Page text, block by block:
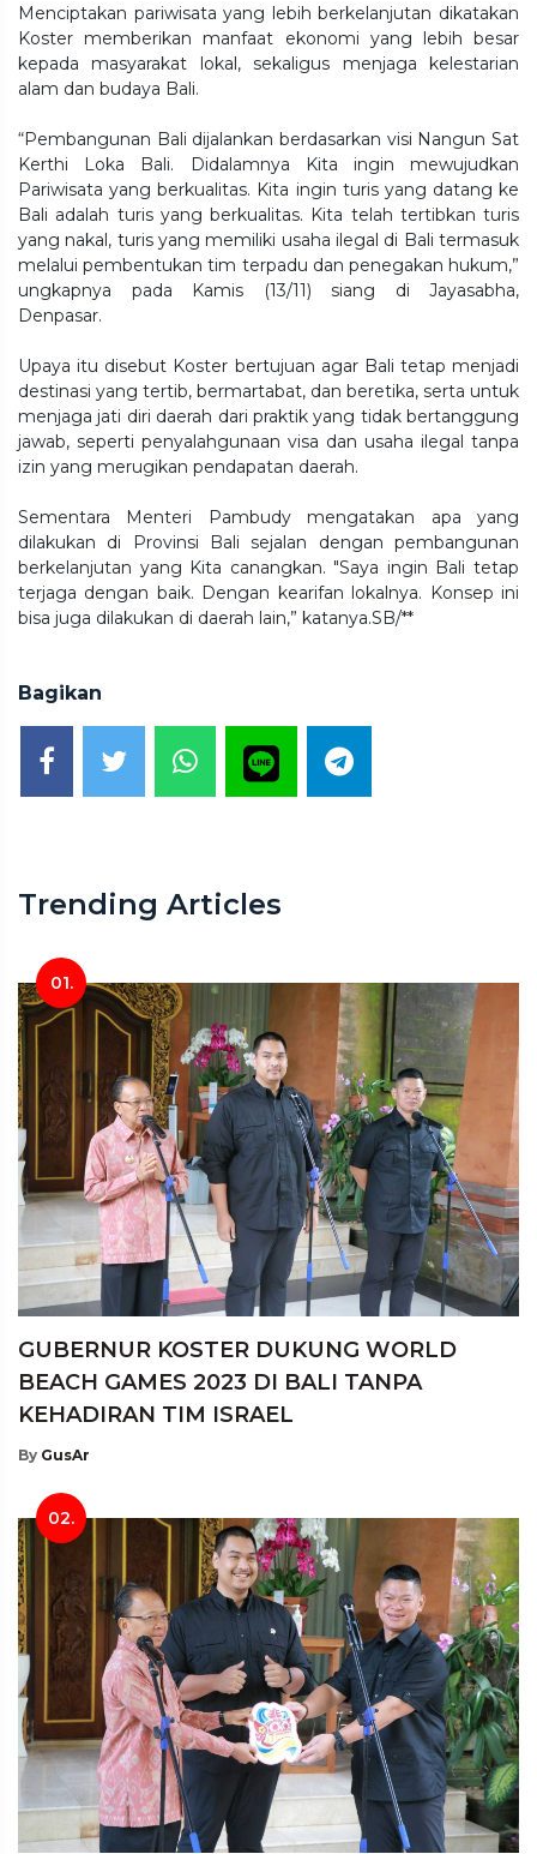
Menciptakan pariwisata yang lebih berkelanjutan dikatakan
Koster memberikan manfaat ekonomi yang lebih besar
kepada masyarakat lokal, sekaligus menjaga kelestarian
alam dan budaya Bali.
“Pembangunan Bali dijalankan berdasarkan visi Nangun Sat
Kerthi Loka Bali. Didalamnya Kita ingin mewujudkan
Pariwisata yang berkualitas. Kita ingin turis yang datang ke
Bali adalah turis yang berkualitas. Kita telah tertibkan turis
yang nakal, turis yang memiliki usaha ilegal di Bali termasuk
melalui pembentukan tim terpadu dan penegakan hukum,”
ungkapnya pada Kamis (13/11) siang di Jayasabha,
Denpasar.
Upaya itu disebut Koster bertujuan agar Bali tetap menjadi
destinasi yang tertib, bermartabat, dan beretika, serta untuk
menjaga jati diri daerah dari praktik yang tidak bertanggung
jawab, seperti penyalahgunaan visa dan usaha ilegal tanpa
izin yang merugikan pendapatan daerah.
Sementara Menteri Pambudy mengatakan apa yang
dilakukan di Provinsi Bali sejalan dengan pembangunan
berkelanjutan yang Kita canangkan. "Saya ingin Bali tetap
terjaga dengan baik. Dengan kearifan lokalnya. Konsep ini
bisa juga dilakukan di daerah lain,” katanya.SB/**
Bagikan
Trending Articles
01.
GUBERNUR KOSTER DUKUNG WORLD
BEACH GAMES 2023 DI BALI TANPA
KEHADIRAN TIM ISRAEL
By GusAr
02.